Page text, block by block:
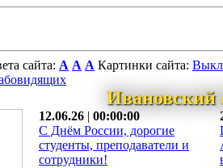
сайта: A A A Картинки сайта: Выкл
12.06.26 | 00:00:00
С Днём России, дорогие
студенты, преподаватели и
сотрудники!